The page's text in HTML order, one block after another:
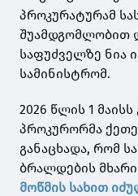
პროკურატურამ
შუამდგომლობით
საფუძველზე ნია
სამინისტრომ.
2026 წლის 1
პროკურორმა
განაცხადა, რომ
ბრალდების
მოწმის სახით